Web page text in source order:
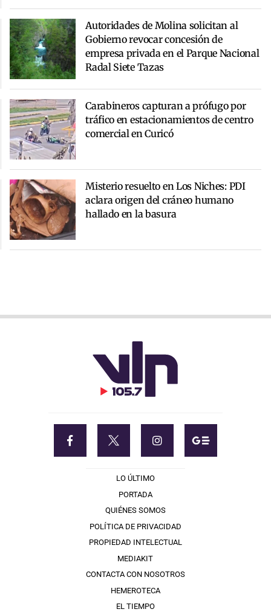
Autoridades de Molina solicitan al
Gobierno revocar concesión de
empresa privada en el Parque Nacional
Radal Siete Tazas
Carabineros capturan a prófugo por
tráfico en estacionamientos de centro
comercial en Curicó
Misterio resuelto en Los Niches: PDI
aclara origen del cráneo humano
hallado en la basura
LO ÚLTIMO
PORTADA
QUIÉNES SOMOS
POLÍTICA DE PRIVACIDAD
PROPIEDAD INTELECTUAL
MEDIAKIT
CONTACTA CON NOSOTROS
HEMEROTECA
EL TIEMPO